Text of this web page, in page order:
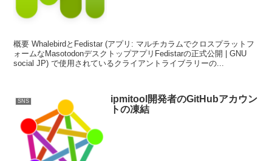
概要 WhalebirdとFedistar (アプリ: マルチカラムでクロスプラットフ
ォームなMasotodonデスクトップアプリFedistarの正式公開 | GNU
social JP) で使用されているクライアントライブラリーの...
SNS
ipmitool開発者のGitHubアカウン
トの凍結